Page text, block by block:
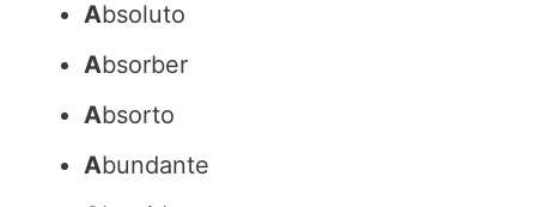
Absoluto
Absorber
Absorto
Abundante